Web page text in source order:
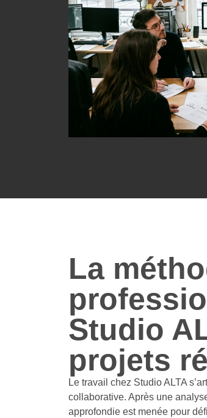
La
Studio
projets
Le travail chez Studio ALTA
collaborative. Après une
approfondie est menée pour